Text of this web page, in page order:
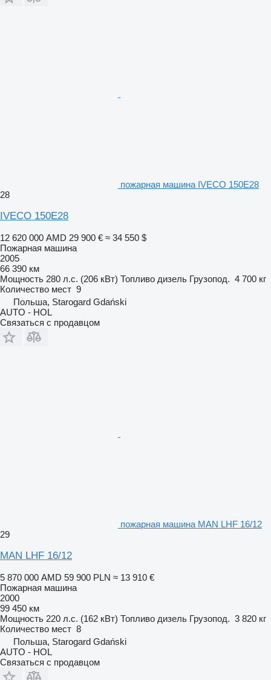
пожарная машина IVECO 150E28
28
IVECO 150E28
12 620 000 AMD 29 900 € ≈ 34 550 $
Пожарная машина
2005
66 390 км
Мощность 280 л.с. (206 кВт) Топливо дизель Грузопод. 4 700 кг
Количество мест 9
Польша, Starogard Gdański
AUTO - HOL
Связаться с продавцом
пожарная машина MAN LHF 16/12
29
MAN LHF 16/12
5 870 000 AMD 59 900 PLN ≈ 13 910 €
Пожарная машина
2000
99 450 км
Мощность 220 л.с. (162 кВт) Топливо дизель Грузопод. 3 820 кг
Количество мест 8
Польша, Starogard Gdański
AUTO - HOL
Связаться с продавцом